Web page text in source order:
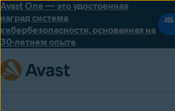
Avast One — это удостоенная
наград система
кибербезопасности, основанная на
30-летнем опыте